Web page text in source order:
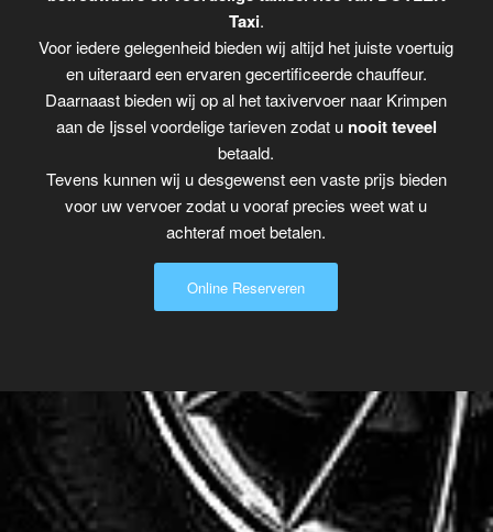
Taxi.
Voor iedere gelegenheid bieden wij altijd het juiste voertuig
en uiteraard een ervaren gecertificeerde chauffeur.
Daarnaast bieden wij op al het taxivervoer naar Krimpen
aan de Ijssel voordelige tarieven zodat u nooit teveel
betaald.
Tevens kunnen wij u desgewenst een vaste prijs bieden
voor uw vervoer zodat u vooraf precies weet wat u
achteraf moet betalen.
Online Reserveren